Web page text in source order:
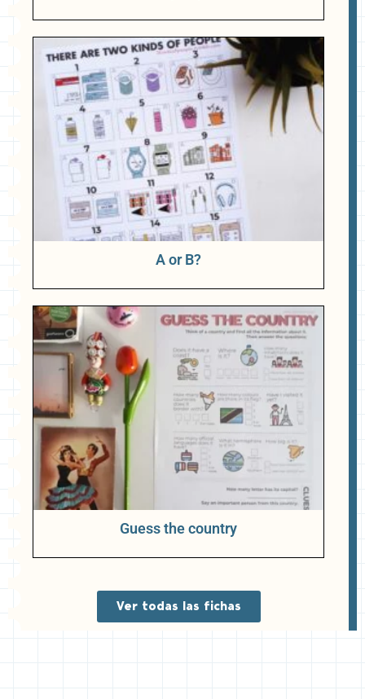
A or B?
Guess the country
Ver todas las fichas